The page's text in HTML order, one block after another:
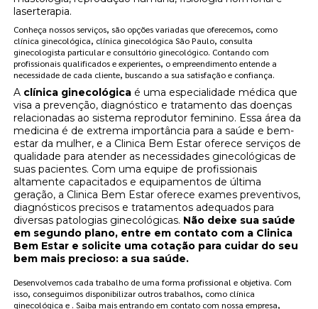
laserterapia.
Conheça nossos serviços, são opções variadas que oferecemos, como
clínica ginecológica, clínica ginecológica São Paulo, consulta
ginecologista particular e consultório ginecológico. Contando com
profissionais qualificados e experientes, o empreendimento entende a
necessidade de cada cliente, buscando a sua satisfação e confiança.
A clínica ginecológica é uma especialidade médica que
visa a prevenção, diagnóstico e tratamento das doenças
relacionadas ao sistema reprodutor feminino. Essa área da
medicina é de extrema importância para a saúde e bem-
estar da mulher, e a Clinica Bem Estar oferece serviços de
qualidade para atender as necessidades ginecológicas de
suas pacientes. Com uma equipe de profissionais
altamente capacitados e equipamentos de última
geração, a Clinica Bem Estar oferece exames preventivos,
diagnósticos precisos e tratamentos adequados para
diversas patologias ginecológicas. Não deixe sua saúde
em segundo plano, entre em contato com a Clinica
Bem Estar e solicite uma cotação para cuidar do seu
bem mais precioso: a sua saúde.
Desenvolvemos cada trabalho de uma forma profissional e objetiva. Com
isso, conseguimos disponibilizar outros trabalhos, como clínica
ginecológica e . Saiba mais entrando em contato com nossa empresa,